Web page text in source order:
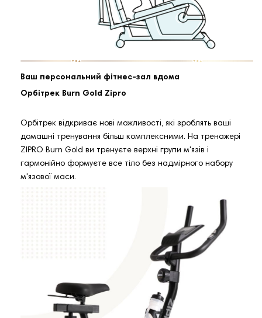
Ваш персональний фітнес-зал вдома
Орбітрек Burn Gold Zipro
Орбітрек відкриває нові можливості, які зроблять ваші
домашні тренування більш комплексними. На тренажері
ZIPRO Burn Gold ви тренуєте верхні групи м'язів і
гармонійно формуєте все тіло без надмірного набору
м'язової маси.